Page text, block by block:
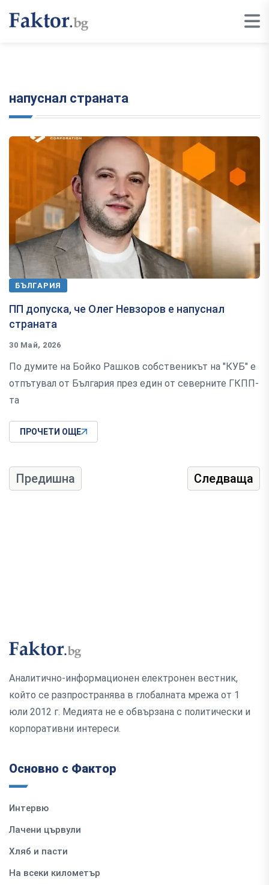
напуснал страната
БЪЛГАРИЯ
ПП допуска, че Олег Невзоров е напуснал
страната
30 Май, 2026
По думите на Бойко Рашков собственикът на "КУБ" е
отпътувал от България през един от северните ГКПП-
та
ПРОЧЕТИ ОЩЕ
Предишна Следваща
Аналитично-информационен електронен вестник,
който се разпространява в глобалната мрежа от 1
юли 2012 г. Медията не е обвързана с политически и
корпоративни интереси.
Основно с Фактор
Интервю
Лачени цървули
Хляб и пасти
На всеки километър